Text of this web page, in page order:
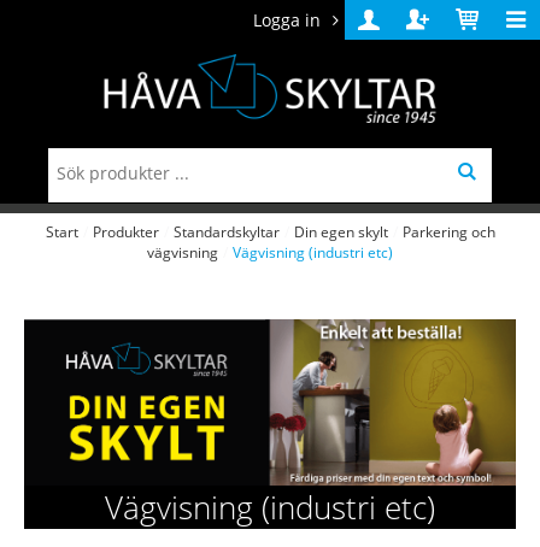
Logga in
Logga
in
Skapa
konto
Varukorg
Start Produkter Standardskyltar Din egen skylt
Parkering och
vägvisning
Vägvisning (industri etc)
Vägvisning (industri etc)